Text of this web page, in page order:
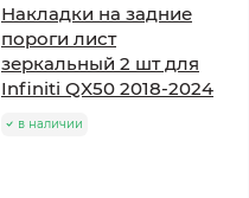
Накладки на задние
пороги лист
зеркальный 2 шт для
Infiniti QX50 2018-2024
в наличии